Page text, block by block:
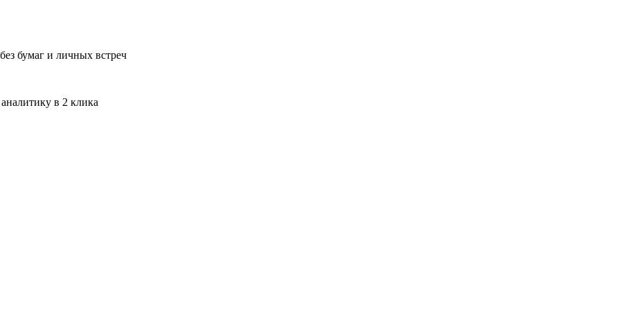
бумаг и личных встреч
в 2 клика